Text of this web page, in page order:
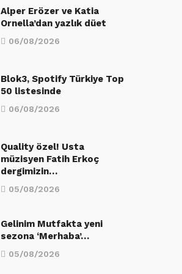
Alper Erözer ve Katia
Ornella’dan yazlık düet
06/08/2026
Blok3, Spotify Türkiye Top
50 listesinde
06/08/2026
Quality özel! Usta
müzisyen Fatih Erkoç
dergimizin…
05/08/2026
Gelinim Mutfakta yeni
sezona ‘Merhaba’…
05/08/2026